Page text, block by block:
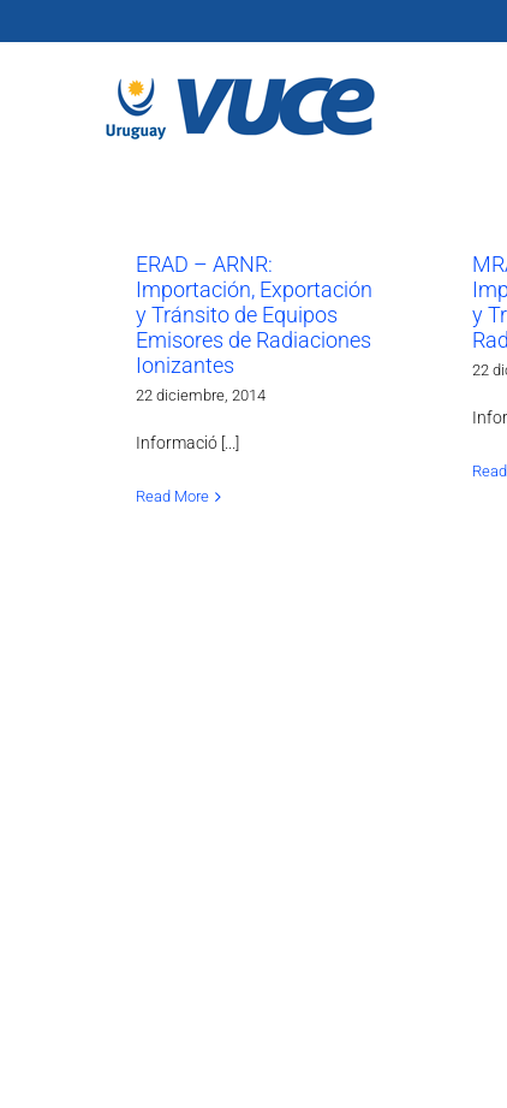
ERAD – ARNR:
Importación, Exportación
y Tránsito de Equipos
Emisores de Radiaciones
Ionizantes
22 diciembre, 2014
Informació [...]
Read More
y
22